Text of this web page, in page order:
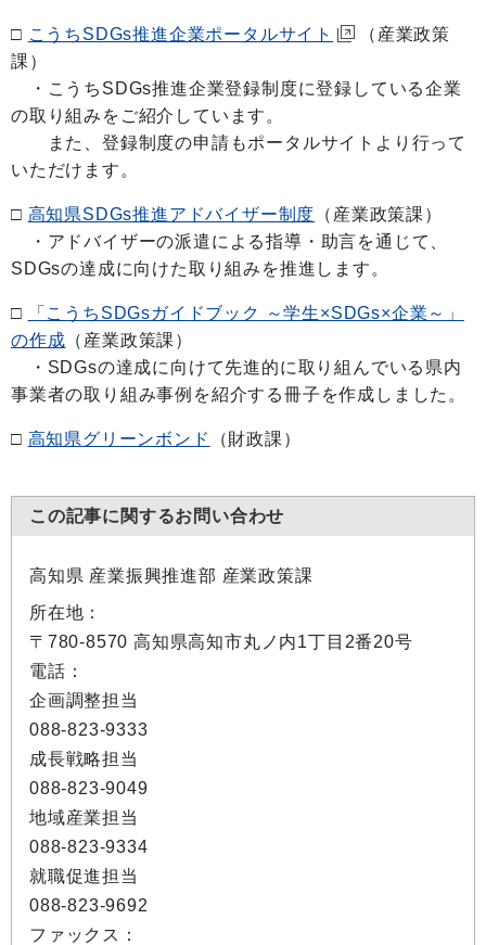
□ こうちSDGs推進企業ポータルサイト
（産業政策
課）
・こうちSDGs推進企業登録制度に登録している企業
の取り組みをご紹介しています。
また、登録制度の申請もポータルサイトより行って
いただけます。
□ 高知県SDGs推進アドバイザー制度 （産業政策課）
・アドバイザーの派遣による指導・助言を通じて、
SDGsの達成に向けた取り組みを推進します。
□
「こうちSDGsガイドブック ～学生×SDGs×企業～」
の作成 （産業政策課）
・SDGsの達成に向けて先進的に取り組んでいる県内
事業者の取り組み事例を紹介する冊子を作成しました。
□ 高知県グリーンボンド （財政課）
この記事に関するお問い合わせ
高知県 産業振興推進部 産業政策課
所在地：
〒780-8570 高知県高知市丸ノ内1丁目2番20号
電話：
企画調整担当
088-823-9333
成長戦略担当
088-823-9049
地域産業担当
088-823-9334
就職促進担当
088-823-9692
ファックス：